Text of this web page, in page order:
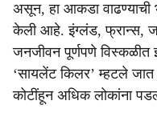
असून, हा आकडा वाढण्याची
केली आहे. इंग्लंड, फ्रान्स,
जनजीवन पूर्णपणे विस्कळीत
‘सायलेंट किलर’ म्हटले
कोटींहून अधिक लोकांना